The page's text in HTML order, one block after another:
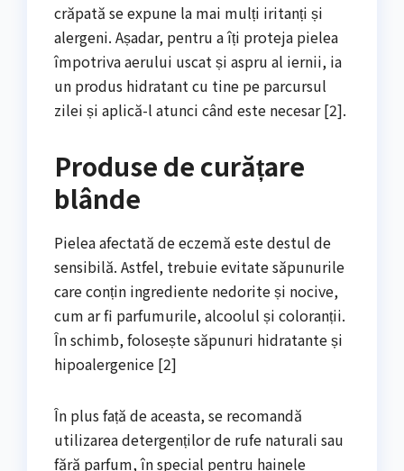
crăpată se expune la mai mulți iritanți și
alergeni. Așadar, pentru a îți proteja pielea
împotriva aerului uscat și aspru al iernii, ia
un produs hidratant cu tine pe parcursul
zilei și aplică-l atunci când este necesar [2].
Produse de curățare
blânde
Pielea afectată de eczemă este destul de
sensibilă. Astfel, trebuie evitate săpunurile
care conțin ingrediente nedorite și nocive,
cum ar fi parfumurile, alcoolul și coloranții.
În schimb, folosește săpunuri hidratante și
hipoalergenice [2]
În plus față de aceasta, se recomandă
utilizarea detergenților de rufe naturali sau
fără parfum, în special pentru hainele